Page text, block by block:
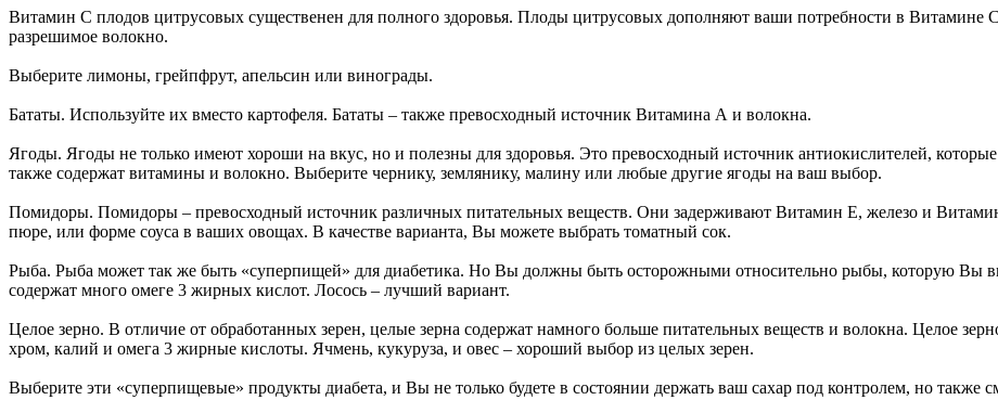
Витамин C плодов цитрусовых существенен для полного здоровья. Плоды цитрусовых дополняют ваши потребности в Витамине
разрешимое волокно.
Выберите лимоны, грейпфрут, апельсин или винограды.
Бататы. Используйте их вместо картофеля. Бататы – также превосходный источник Витамина А и волокна.
Ягоды. Ягоды не только имеют хороши на вкус, но и полезны для здоровья. Это превосходный источник антиокислителей,
также содержат витамины и волокно. Выберите чернику, землянику, малину или любые другие ягоды на ваш выбор.
Помидоры. Помидоры – превосходный источник различных питательных веществ. Они задерживают Витамин Е, железо и
пюре, или форме соуса в ваших овощах. В качестве варианта, Вы можете выбрать томатный сок.
Рыба. Рыба может так же быть «суперпищей» для диабетика. Но Вы должны быть осторожными относительно рыбы, которую Вы
содержат много омеге 3 жирных кислот. Лосось – лучший вариант.
Целое зерно. В отличие от обработанных зерен, целые зерна содержат намного больше питательных веществ и волокна. Целое
хром, калий и омега 3 жирные кислоты. Ячмень, кукуруза, и овес – хороший выбор из целых зерен.
Выберите эти «суперпищевые» продукты диабета, и Вы не только будете в состоянии держать ваш сахар под контролем, но также